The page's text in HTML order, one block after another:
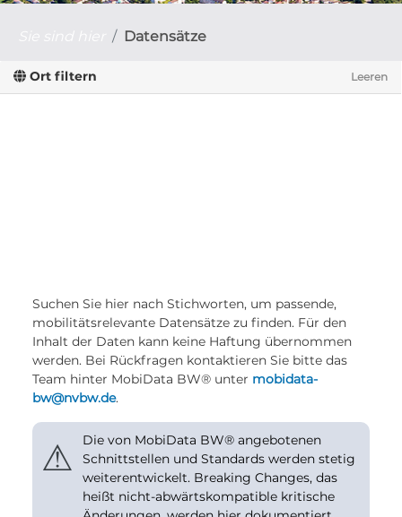
Datensätze
Ort filtern Leeren
Suchen Sie hier nach Stichworten, um passende,
mobilitätsrelevante Datensätze zu finden. Für den
Inhalt der Daten kann keine Haftung übernommen
werden. Bei Rückfragen kontaktieren Sie bitte das
Team hinter MobiData BW® unter mobidata-
bw@nvbw.de.
⚠
Die von MobiData BW® angebotenen
Schnittstellen und Standards werden stetig
weiterentwickelt. Breaking Changes, das
heißt nicht-abwärtskompatible kritische